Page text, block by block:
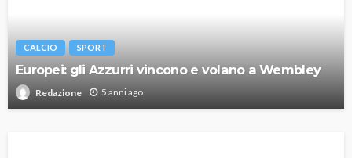
CALCIO SPORT
Europei: gli Azzurri vincono e volano a Wembley
Redazione 5 anni ago